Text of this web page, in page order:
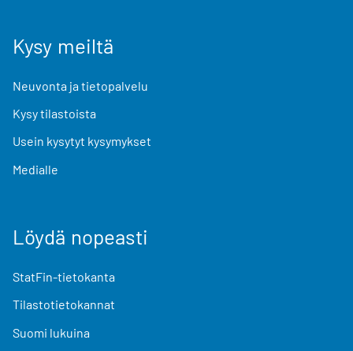
Kysy meiltä
Neuvonta ja tietopalvelu
Kysy tilastoista
Usein kysytyt kysymykset
Medialle
Löydä nopeasti
StatFin-tietokanta
Tilastotietokannat
Suomi lukuina